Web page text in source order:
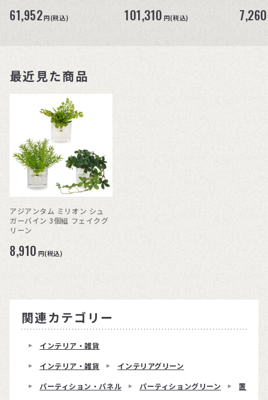
61,952円(税込) 101,310 円(税込) 7,260
最近見た商品
アジアンタム ミリオン シュ
ガーバイン 3個組 フェイクグ
リーン
8,910 円(税込)
関連カテゴリー
インテリア・雑貨
インテリア・雑貨
インテリアグリーン
パーティション・パネル
パーティショングリーン
置くだ